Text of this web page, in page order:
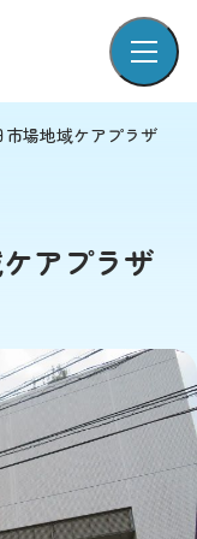
市場地域ケアプラザ
アプラザ